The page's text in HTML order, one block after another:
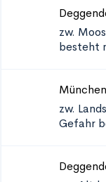
zw.
besteht
München
zw.
Gefahr